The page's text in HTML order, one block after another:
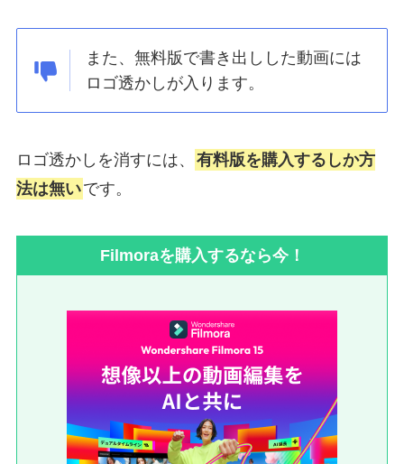
また、無料版で書き出しした動画には
ロゴ透かしが入ります。
ロゴ透かしを消すには、
有料版を購入するしか方
法は無いです。
Filmoraを購入するなら今！